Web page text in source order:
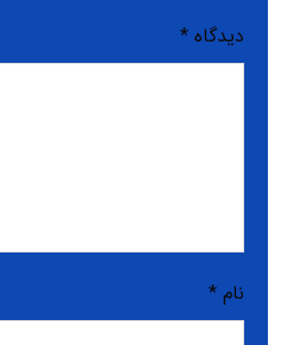
دیدگاه*
نام*